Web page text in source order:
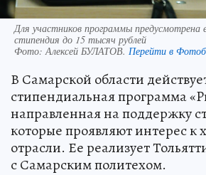
Для участников программы предусмотрена
стипендия до 15 тысяч рублей
Фото: Алексей БУЛАТОВ. Перейти в
В Самарской области
стипендиальная программа
направленная на поддержку
которые проявляют интерес к
отрасли. Ее реализует
с Самарским политехом.